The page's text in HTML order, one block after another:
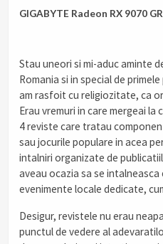
GIGABYTE Radeon RX 9070
Stau uneori si mi-aduc aminte
Romania si in special de
am rasfoit cu religiozitate, ca
Erau vremuri in care mergeai
4 reviste care tratau
sau jocurile populare in acea
intalniri organizate de
aveau ocazia sa se
evenimente locale dedicate,
Desigur, revistele nu erau
punctul de vedere al